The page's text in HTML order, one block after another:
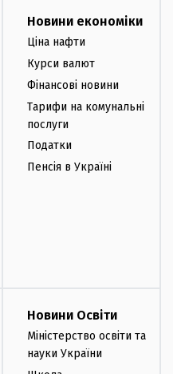
Новини економіки
Ціна нафти
Курси валют
Фінансові новини
Тарифи на комунальні
послуги
Податки
Пенсія в Україні
Новини Освіти
Міністерство освіти та
науки України